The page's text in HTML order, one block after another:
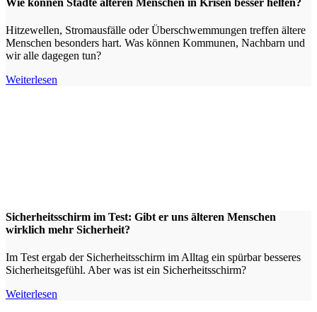
Wie können Städte älteren Menschen in Krisen besser helfen?
Hitzewellen, Stromausfälle oder Überschwemmungen treffen ältere
Menschen besonders hart. Was können Kommunen, Nachbarn und
wir alle dagegen tun?
Weiterlesen
Sicherheitsschirm im Test: Gibt er uns älteren Menschen
wirklich mehr Sicherheit?
Im Test ergab der Sicherheitsschirm im Alltag ein spürbar besseres
Sicherheitsgefühl. Aber was ist ein Sicherheitsschirm?
Weiterlesen